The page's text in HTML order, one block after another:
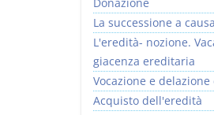
La successione a
L'eredità- nozione.
giacenza ereditaria
Vocazione e
Acquisto dell'eredità